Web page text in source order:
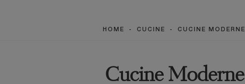
HOME - CUCINE - CUCINE MODERNE
Cucine Moderne